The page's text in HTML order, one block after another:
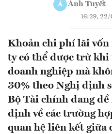
Á Ánh Tuyết
16:29,
Khoản chi phí lãi vốn
ty có thể được trừ
doanh nghiệp mà
30% theo Nghị định
Bộ Tài chính đang đề
định về các trường
quan hệ liên kết giữa